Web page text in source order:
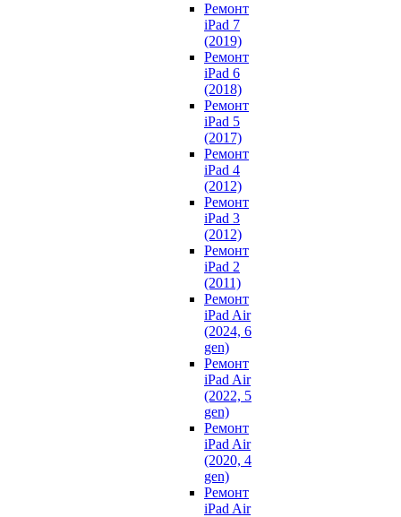
Ремонт
iPad 7
(2019)
Ремонт
iPad 6
(2018)
Ремонт
iPad 5
(2017)
Ремонт
iPad 4
(2012)
Ремонт
iPad 3
(2012)
Ремонт
iPad 2
(2011)
Ремонт
iPad Air
(2024, 6
gen)
Ремонт
iPad Air
(2022, 5
gen)
Ремонт
iPad Air
(2020, 4
gen)
Ремонт
iPad Air